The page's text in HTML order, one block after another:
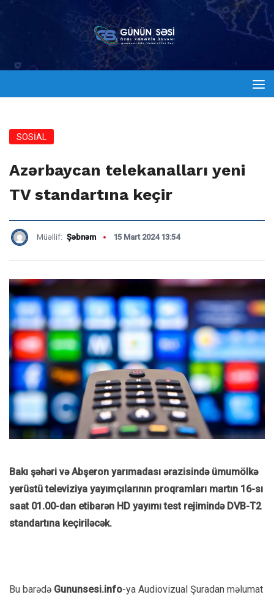
SOSİAL
Azərbaycan telekanalları yeni
TV standartına keçir
Müəllif: Şəbnəm 15 Mart 2024 13:54
Bakı şəhəri və Abşeron yarımadası ərazisində ümumölkə
yerüstü televiziya yayımçılarının proqramları martın 16-sı
saat 01.00-dan etibarən HD yayımı test rejimində DVB-T2
standartına keçiriləcək.
Bu barədə Gununsesi.info-ya Audiovizual Şuradan məlumat